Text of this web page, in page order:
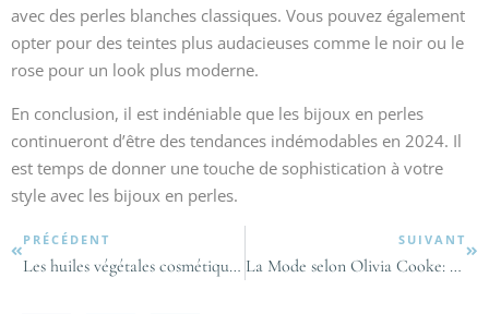
avec des perles blanches classiques. Vous pouvez également
opter pour des teintes plus audacieuses comme le noir ou le
rose pour un look plus moderne.
En conclusion, il est indéniable que les bijoux en perles
continueront d’être des tendances indémodables en 2024. Il
est temps de donner une touche de sophistication à votre
style avec les bijoux en perles.
PRÉCÉDENT
Les huiles végétales cosmétiques : vos alliées naturelles pour une peau radieuse et des cheveux eclatants de santé !
SUIVANT
La Mode selon Olivia Cooke: un voyage dans l’univers stylé de l’actrice